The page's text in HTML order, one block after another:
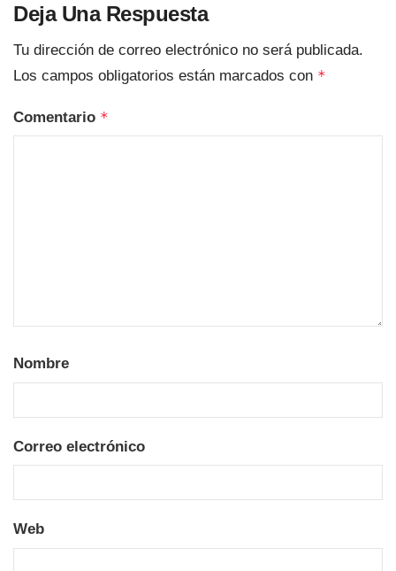
Deja Una Respuesta
Tu dirección de correo electrónico no será publicada.
Los campos obligatorios están marcados con *
Comentario *
Nombre
Correo electrónico
Web